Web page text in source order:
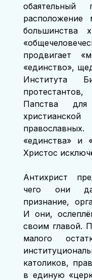
обаятельный
большинства
продвигает
«единство»,
Института
протестантов,
Папства
«единства» и
Христос
Антихрист
чего они
признание,
И они,
своим главой.
малого
католиков,
в единую